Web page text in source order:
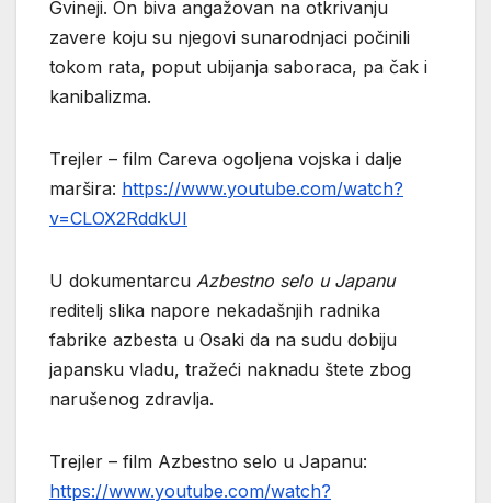
Gvineji. On biva angažovan na otkrivanju
zavere koju su njegovi sunarodnjaci počinili
tokom rata, poput ubijanja saboraca, pa čak i
kanibalizma.
Trejler – film Careva ogoljena vojska i dalje
maršira: https://www.youtube.com/watch?
v=CLOX2RddkUI
U dokumentarcu Azbestno selo u Japanu
reditelj slika napore nekadašnjih radnika
fabrike azbesta u Osaki da na sudu dobiju
japansku vladu, tražeći naknadu štete zbog
narušenog zdravlja.
Trejler – film Azbestno selo u Japanu:
https://www.youtube.com/watch?